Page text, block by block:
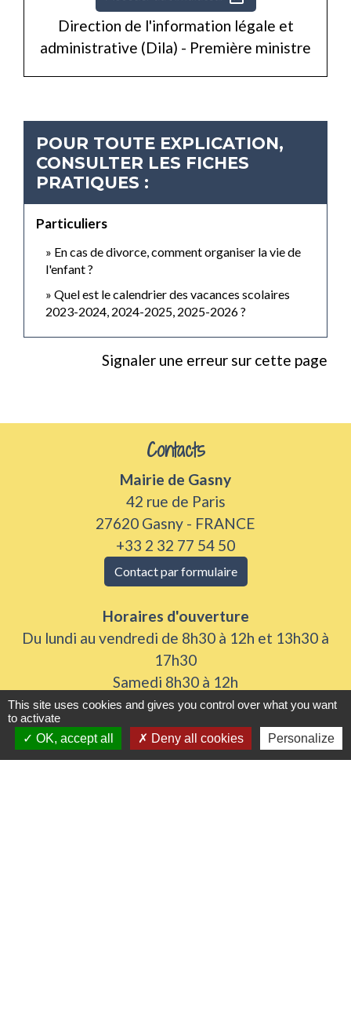
Direction de l'information légale et
administrative (Dila) - Première ministre
POUR TOUTE EXPLICATION,
CONSULTER LES FICHES
PRATIQUES :
Particuliers
En cas de divorce, comment organiser la vie de
l'enfant ?
Quel est le calendrier des vacances scolaires
2023-2024, 2024-2025, 2025-2026 ?
Signaler une erreur sur cette page
Contacts
Mairie de Gasny
42 rue de Paris
27620 Gasny - FRANCE
+33 2 32 77 54 50
Contact par formulaire
Horaires d'ouverture
Du lundi au vendredi de 8h30 à 12h et 13h30 à
17h30
Samedi 8h30 à 12h
This site uses cookies and gives you control over what you want
to activate
OK, accept all
Deny all cookies Personalize